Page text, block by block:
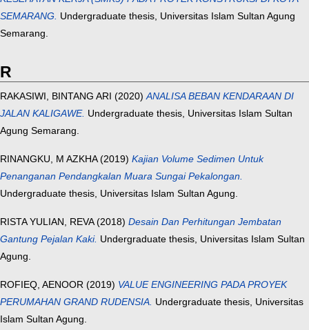
SEMARANG. Undergraduate thesis, Universitas Islam Sultan Agung
Semarang.
R
RAKASIWI, BINTANG ARI (2020)ANALISA BEBAN KENDARAAN DI
JALAN KALIGAWE. Undergraduate thesis, Universitas Islam Sultan
Agung Semarang.
RINANGKU, M AZKHA(2019) Kajian Volume Sedimen Untuk
Penanganan Pendangkalan Muara Sungai Pekalongan.
Undergraduate thesis, Universitas Islam Sultan Agung.
RISTA YULIAN, REVA(2018) Desain Dan Perhitungan Jembatan
Gantung Pejalan Kaki. Undergraduate thesis, Universitas Islam Sultan
Agung.
ROFIEQ, AENOOR (2019) VALUE ENGINEERING PADA PROYEK
PERUMAHAN GRAND RUDENSIA. Undergraduate thesis, Universitas
Islam Sultan Agung.